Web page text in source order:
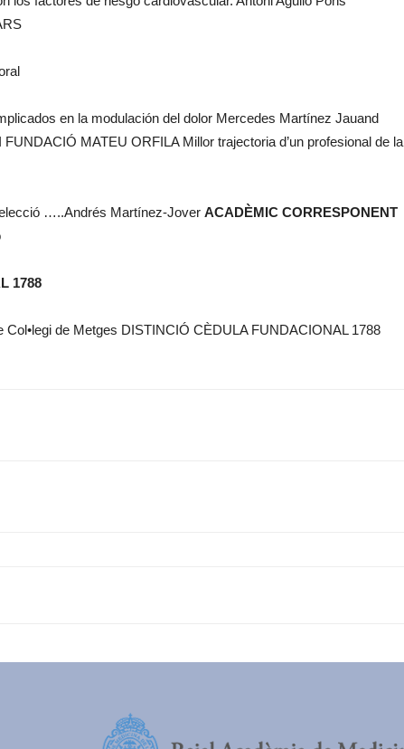
en la modulación del dolor Mercedes Martínez Jauand
MATEU ORFILA Millor trajectoria d’un profesional de la
…..Andrés Martínez-Jover ACADÈMIC CORRESPONENT
1788
Col•legi de Metges DISTINCIÓ CÈDULA FUNDACIONAL 1788